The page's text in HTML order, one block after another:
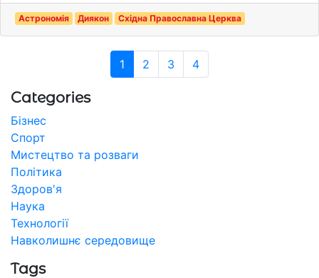
Астрономія Диякон Східна Православна Церква
1 2 3 4
Categories
Бізнес
Спорт
Мистецтво та розваги
Політика
Здоров'я
Наука
Технології
Навколишнє середовище
Tags